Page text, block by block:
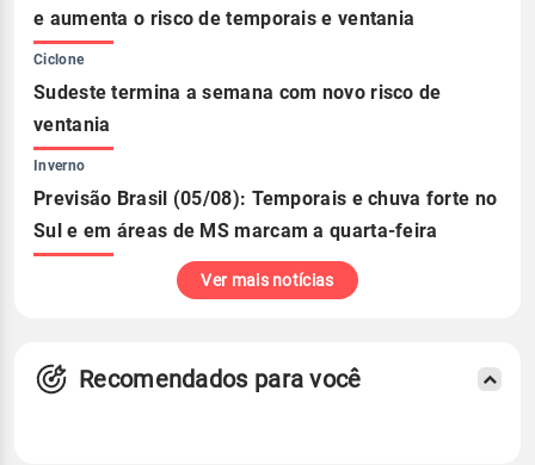
e aumenta o risco de temporais e ventania
Ciclone
Sudeste termina a semana com novo risco de
ventania
Inverno
Previsão Brasil (05/08): Temporais e chuva forte no
Sul e em áreas de MS marcam a quarta-feira
Ver mais notícias
Recomendados para você